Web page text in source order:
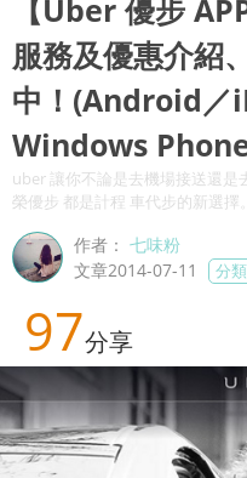
【Uber 優步
服務及優惠介紹
中！(Android／
Windows
uber 讓你不論是去機場接送還是
榮優步 都是計程 車代步的新選擇。
作者：七味粉
文章2014-07-11
分
97分享